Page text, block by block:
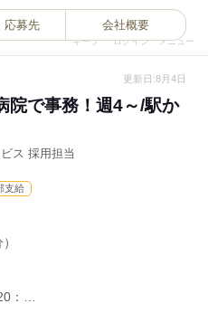
キープ ログイン メニュー
応募先 会社概要
更新日:8月4日
院で事務！週4～/駅か
ス 採用担当
支給
：…